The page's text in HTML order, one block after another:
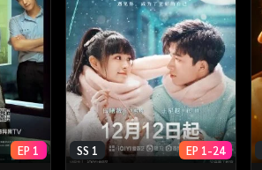
EP 1 SS 1 EP 1-24